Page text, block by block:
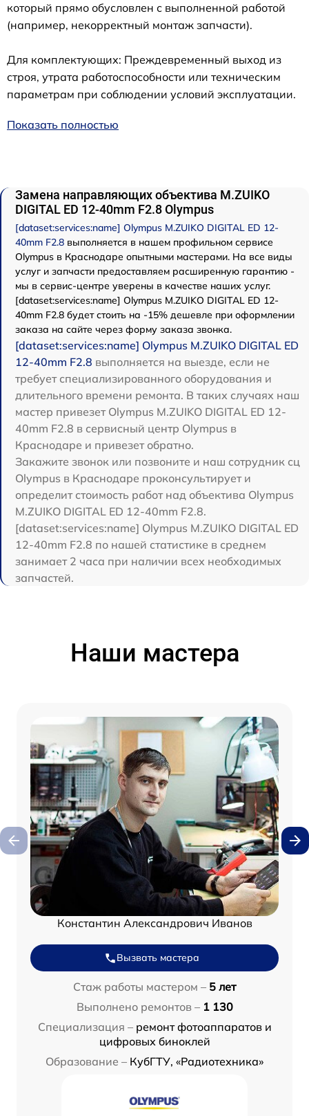
который прямо обусловлен с выполненной работой
(например, некорректный монтаж запчасти).
Для комплектующих: Преждевременный выход из
строя, утрата работоспособности или техническим
параметрам при соблюдении условий эксплуатации.
Показать полностью
Замена направляющих объектива M.ZUIKO
DIGITAL ED 12-40mm F2.8 Olympus
[dataset:services:name] Olympus M.ZUIKO DIGITAL ED 12-
40mm F2.8 выполняется в нашем профильном сервисе
Olympus в Краснодаре опытными мастерами. На все виды
услуг и запчасти предоставляем расширенную гарантию -
мы в сервис-центре уверены в качестве наших услуг.
[dataset:services:name] Olympus M.ZUIKO DIGITAL ED 12-
40mm F2.8 будет стоить на -15% дешевле при оформлении
заказа на сайте через форму заказа звонка.
[dataset:services:name] Olympus M.ZUIKO DIGITAL ED
12-40mm F2.8 выполняется на выезде, если не
требует специализированного оборудования и
длительного времени ремонта. В таких случаях наш
мастер привезет Olympus M.ZUIKO DIGITAL ED 12-
40mm F2.8 в сервисный центр Olympus в
Краснодаре и привезет обратно.
Закажите звонок или позвоните и наш сотрудник сц
Olympus в Краснодаре проконсультирует и
определит стоимость работ над объектива Olympus
M.ZUIKO DIGITAL ED 12-40mm F2.8.
[dataset:services:name] Olympus M.ZUIKO DIGITAL ED
12-40mm F2.8 по нашей статистике в среднем
занимает 2 часа при наличии всех необходимых
запчастей.
Наши мастера
Константин Александрович Иванов
Вызвать мастера
Стаж работы мастером – 5 лет
Выполнено ремонтов – 1 130
Специализация – ремонт фотоаппаратов и
цифровых биноклей
Образование – КубГТУ, «Радиотехника»